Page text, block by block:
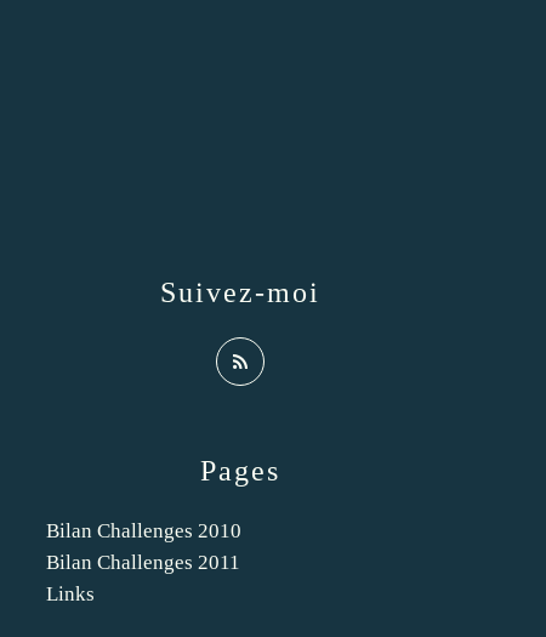
Pages
Bilan Challenges 2010
Bilan Challenges 2011
Links
Suivez-moi